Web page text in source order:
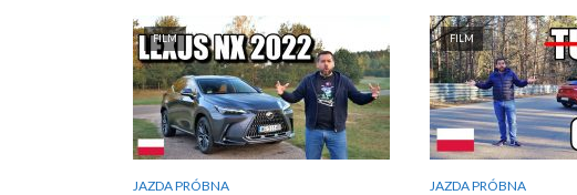
FILM
JAZDA PRÓBNA
FILM
JAZDA PRÓBNA